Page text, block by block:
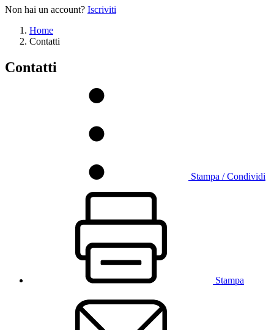
Non hai un account? Iscriviti
Home
Contatti
Contatti
Stampa / Condividi
Stampa